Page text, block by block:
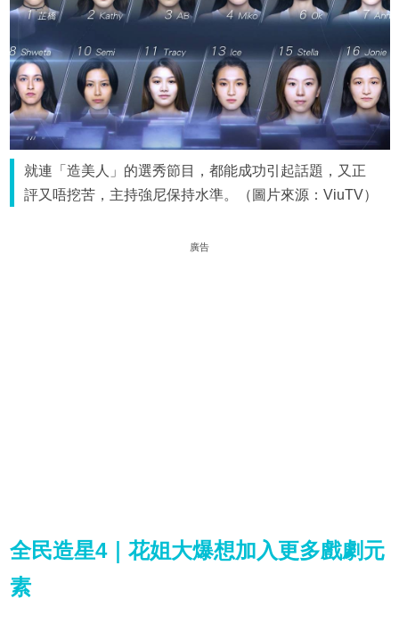
就連「造美人」的選秀節目，都能成功引起話題，又正
評又唔挖苦，主持強尼保持水準。（圖片來源：ViuTV）
廣告
全民造星4｜花姐大爆想加入更多戲劇元
素